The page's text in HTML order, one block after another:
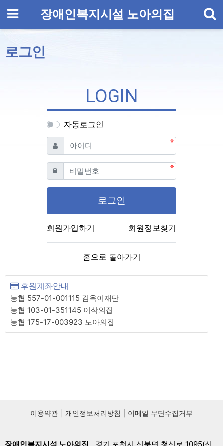
메뉴 장애인복지시설 노아의집
로그인
LOGIN
자동로그인
아이디 필수
비밀번호필수
로그인
회원가입하기 회원정보찾기
홈으로 돌아가기
후원계좌안내
농협 557-01-001115 김옥이재단
농협 103-01-351145 이삭의집
농협 175-17-003923 노아의집
이용약관 개인정보처리방침 이메일 무단수집거부
장애인복지시설 노아의집 경기 포천시 신북면 청신로 1095(신